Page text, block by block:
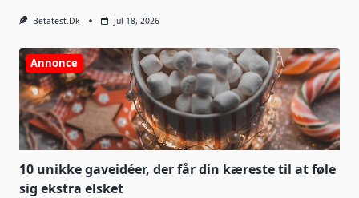
Betatest.dk Jul 18, 2026
Annonce
10 unikke gaveidéer, der får din kæreste til at føle
sig ekstra elsket